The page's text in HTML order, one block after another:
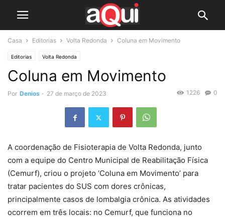
Casa Editorias Volta Redonda Coluna em Movimento
Editorias Volta Redonda
Coluna em Movimento
Por Denios - 27 de março de 2023 0
1226
A coordenação de Fisioterapia de Volta Redonda, junto
com a equipe do Centro Municipal de Reabilitação Física
(Cemurf), criou o projeto ‘Coluna em Movimento’ para
tratar pacientes do SUS com dores crônicas,
principalmente casos de lombalgia crônica. As atividades
ocorrem em três locais: no Cemurf, que funciona no